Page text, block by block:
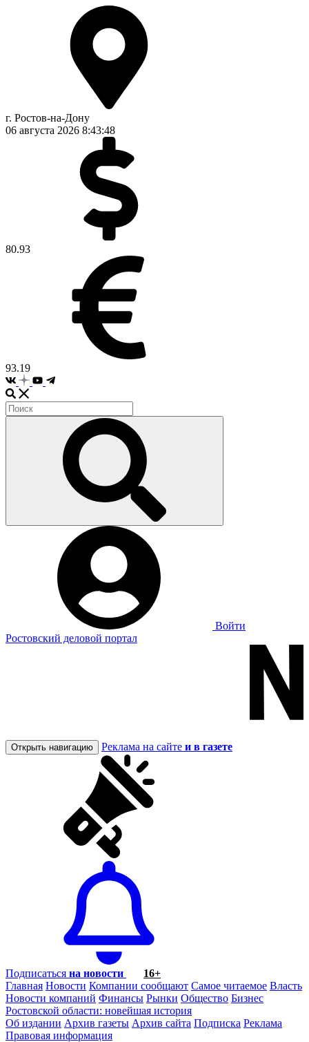
г. Ростов-на-Дону
06 августа 2026 8:43:49
80.93
93.19
Войти
Ростовский деловой портал
Открыть навигацию Реклама на сайте и в газете
Подписаться на новости
16+
Главная Новости Компании сообщают Самое читаемое Власть
Новости компаний Финансы Рынки Общество Бизнес
Ростовской области: новейшая история
Об издании Архив газеты Архив сайта Подписка Реклама
Правовая информация